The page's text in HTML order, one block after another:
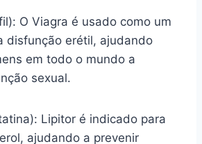
O Viagra é usado como um
disfunção erétil, ajudando
em todo o mundo a
sexual.
Lipitor é indicado para
ajudando a prevenir